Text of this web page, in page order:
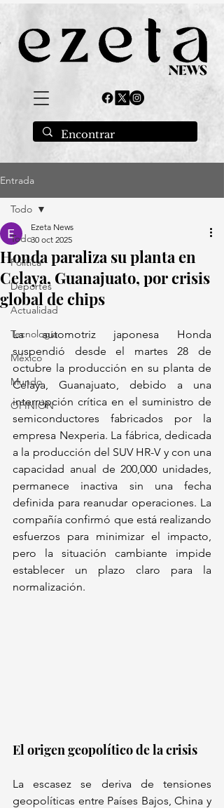
Entrada
Todo
Política
Deportes
Actualidad
Tecnología
México
Mundo
OPINIÓN
Todo
Honda paraliza su planta en
Celaya, Guanajuato, por crisis
global de chips
Ezeta News
30 oct 2025
La automotriz japonesa Honda
suspendió desde el martes 28 de
octubre la producción en su planta de
Celaya, Guanajuato, debido a una
interrupción crítica en el suministro de
semiconductores fabricados por la
empresa Nexperia. La fábrica, dedicada
a la producción del SUV HR-V y con una
capacidad anual de 200,000 unidades,
permanece inactiva sin una fecha
definida para reanudar operaciones. La
compañía confirmó que está realizando
esfuerzos para minimizar el impacto,
pero la situación cambiante impide
establecer un plazo claro para la
normalización.
El origen geopolítico de la crisis
La escasez se deriva de tensiones
geopolíticas entre Países Bajos, China y